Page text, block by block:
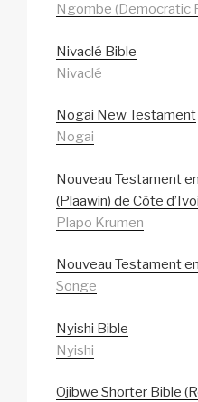
Ngombe (Democratic
Nivaclé Bible
Nivaclé
Nogai New Testament
Nogai
Nouveau Testament
(Plaawin) de Côte
Plapo Krumen
Nouveau Testament
Songe
Nyishi Bible
Nyishi
Ojibwe Shorter Bible